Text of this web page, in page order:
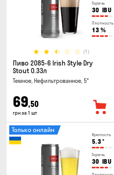
Горечь
30 IBU
Плотность
13 %
(1)
Пиво 2085-6 Irish Style Dry
Stout 0.33л
Темное, Нефильтрованное, 5°
69,50
грн за 1 шт
Крепость
5.3°
Горечь
30 IBU
Только онлайн